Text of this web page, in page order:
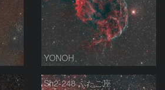
YONOH
Sh2-248 ふたご座